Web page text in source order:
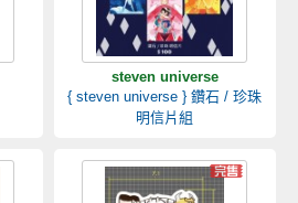
steven universe
{ steven universe } 鑽石 / 珍珠
明信片組